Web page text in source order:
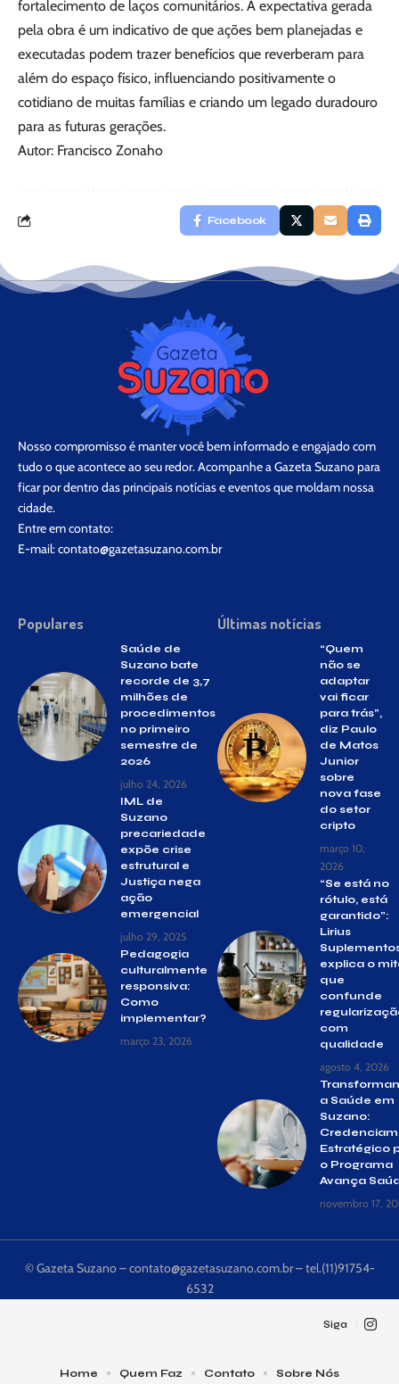
fortalecimento de laços comunitários. A expectativa gerada
pela obra é um indicativo de que ações bem planejadas e
executadas podem trazer benefícios que reverberam para
além do espaço físico, influenciando positivamente o
cotidiano de muitas famílias e criando um legado duradouro
para as futuras gerações.
Autor: Francisco Zonaho
Facebook
Nosso compromisso é manter você bem informado e engajado com
tudo o que acontece ao seu redor. Acompanhe a Gazeta Suzano para
ficar por dentro das principais notícias e eventos que moldam nossa
cidade.
Entre em contato:
E-mail:contato@gazetasuzano.com.br
Populares
Saúde de
Suzano bate
recorde de 3,7
milhões de
procedimentos
no primeiro
semestre de
2026
julho 24, 2026
IML de
Suzano
precariedade
expõe crise
estrutural e
Justiça nega
ação
emergencial
julho 29, 2025
Pedagogia
culturalmente
responsiva:
Como
implementar?
março 23, 2026
Últimas notícias
“Quem
não se
adaptar
vai ficar
para trás”,
diz Paulo
de Matos
Junior
sobre
nova fase
do setor
cripto
março 10,
2026
“Se está no
rótulo, está
garantido”:
Lirius
explica o
que
confunde
com
qualidade
agosto 4, 2026
a Saúde em
Suzano:
Estratégico
o Programa
Avança
novembro 17,
© Gazeta Suzano –contato@gazetasuzano.com.br– tel.(11)91754-
6532
Siga
Home Quem Faz Contato Sobre Nós